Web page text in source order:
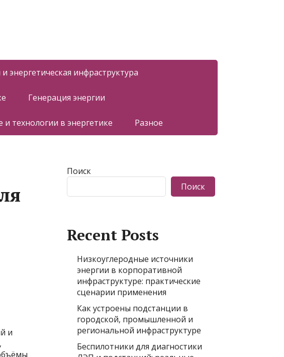
энергетическая инфраструктура
Генерация энергии
технологии в энергетике Разное
и
Поиск
Поиск
Recent Posts
Низкоуглеродные источники
энергии в корпоративной
инфраструктуре: практические
сценарии применения
Как устроены подстанции в
городской, промышленной и
региональной инфраструктуре
Беспилотники для диагностики